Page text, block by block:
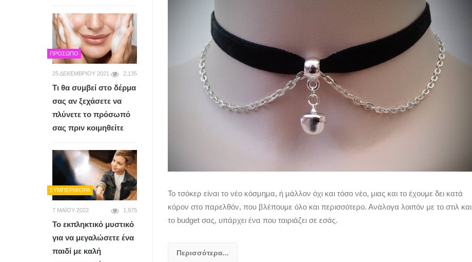
Το τσόκερ είναι το νέο κόσμημα, ή μάλλον όχι και τόσο νέο, μιας και το έχουμε δει κατά
κόρον στο παρελθόν, που βλέπουμε όλο και περισσότερο. Ανάλογα λοιπόν με το στιλ και
το budget σας, υπάρχει ένα που ταιριάζει σε εσάς.
Περισσότερα...
ΠΡΌΣΩΠΟ
25 ΔΕΚΕΜΒΡΊΟΥ 2021 2,135
Τι θα συμβεί στο δέρμα
σας αν ξεχάσετε να
πλύνετε το πρόσωπό
σας πριν κοιμηθείτε
ΣΥΜΠΕΡΙΦΟΡΆ
7 ΜΑΪ́ΟΥ 2022 1,975
Το εκπληκτικό μυστικό
για να μεγαλώσετε ένα
παιδί με καλή